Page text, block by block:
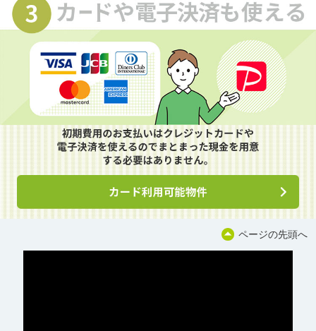
ページの先頭へ